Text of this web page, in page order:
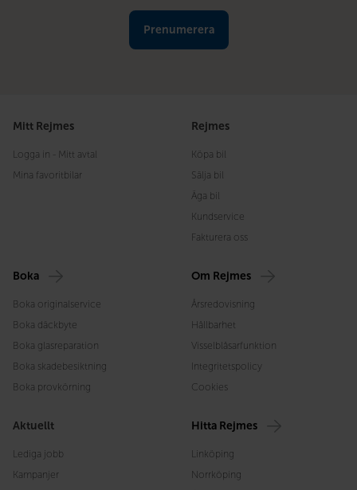
Mitt Rejmes
Logga in - Mitt avtal
Mina favoritbilar
Rejmes
Köpa bil
Sälja bil
Äga bil
Kundservice
Fakturera oss
Boka
Boka originalservice
Boka däckbyte
Boka glasreparation
Boka skadebesiktning
Boka provkörning
Om Rejmes
Årsredovisning
Hållbarhet
Visselblåsarfunktion
Integritetspolicy
Cookies
Aktuellt
Lediga jobb
Kampanjer
Hitta Rejmes
Linköping
Norrköping